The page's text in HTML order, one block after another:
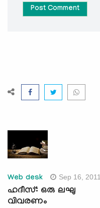
Post Comment
Web desk Sep 16, 2011
ഹദീസ്: ഒരു ലഘു
വിവരണം